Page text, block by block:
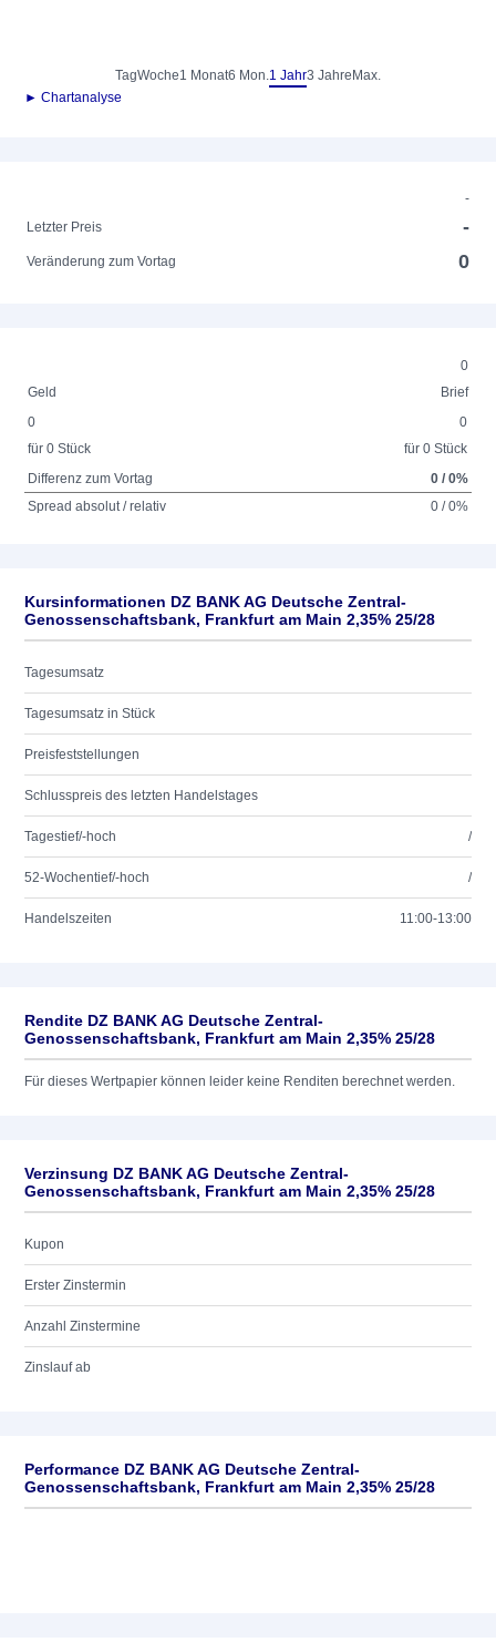
TagWoche1 Monat6 Mon.1 Jahr3 Jahre Max.
► Chartanalyse
-
Letzter Preis
-
Veränderung zum Vortag 0
0
Geld
Brief
0
für 0 Stück
0
für 0 Stück
Differenz zum Vortag
0 / 0%
Spread absolut / relativ
0 / 0%
Kursinformationen DZ BANK AG Deutsche Zentral-
Genossenschaftsbank, Frankfurt am Main 2,35% 25/28
Tagesumsatz
Tagesumsatz in Stück
Preisfeststellungen
Schlusspreis des letzten Handelstages
Tagestief/-hoch /
52-Wochentief/-hoch /
Handelszeiten 11:00-13:00
Rendite DZ BANK AG Deutsche Zentral-
Genossenschaftsbank, Frankfurt am Main 2,35% 25/28
Für dieses Wertpapier können leider keine Renditen berechnet werden.
Verzinsung DZ BANK AG Deutsche Zentral-
Genossenschaftsbank, Frankfurt am Main 2,35% 25/28
Kupon
Erster Zinstermin
Anzahl Zinstermine
Zinslauf ab
Performance DZ BANK AG Deutsche Zentral-
Genossenschaftsbank, Frankfurt am Main 2,35% 25/28